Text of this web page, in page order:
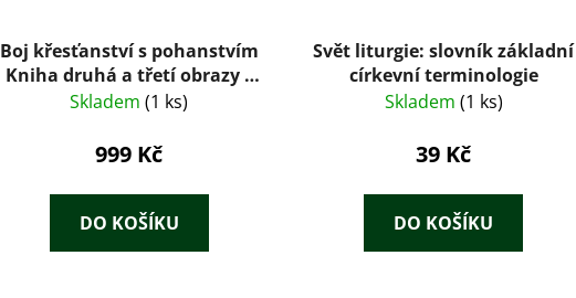
Boj křesťanství s pohanstvím
Kniha druhá a třetí obrazy z
minulosti ku porovnání s
jednoty Bratří českých
Skladem(1 ks)
999 Kč
DO KOŠÍKU
Svět liturgie: slovník základní
církevní terminologie
Skladem (1 ks)
39 Kč
DO KOŠÍKU